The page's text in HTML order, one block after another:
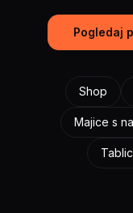
Pogledaj
Shop
Majice s